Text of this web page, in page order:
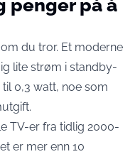
penger på å
du tror. Et moderne
lite strøm i standby-
0,3 watt, noe som
TV-er fra tidlig 2000-
er mer enn 10